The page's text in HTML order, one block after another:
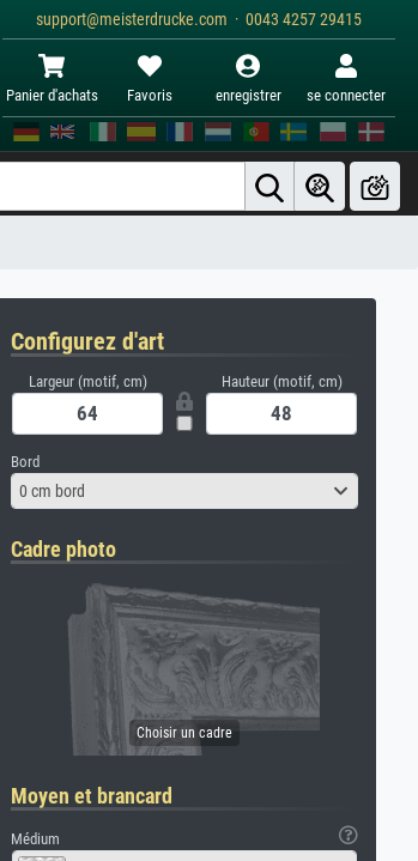
support@meisterdrucke.com · 0043 4257 29415
Panier d'achats Favoris enregistrer se connecter
Configurez d'art
Largeur (motif, cm) Hauteur (motif, cm)
Bord
0 cm bord
Cadre photo
Moyen et brancard
Médium